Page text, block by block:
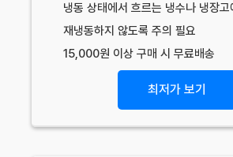
냉동 상태에서 흐르는 냉수나 냉장고
재냉동하지 않도록 주의 필요
15,000원 이상 구매 시 무료배송
최저가 보기